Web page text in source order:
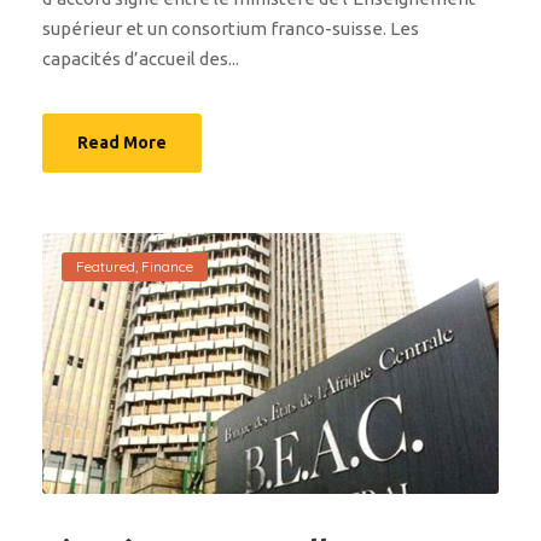
supérieur et un consortium franco-suisse. Les
capacités d’accueil des...
Read More
Featured, Finance